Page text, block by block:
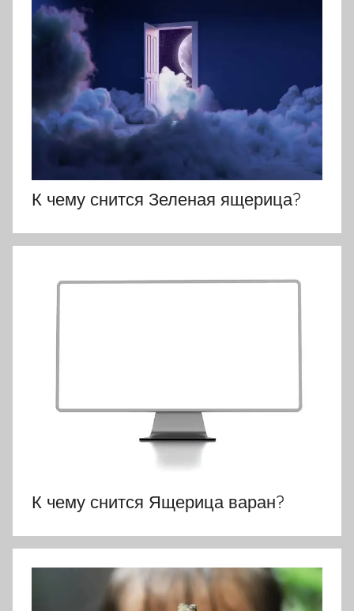
К чему снится Зеленая ящерица?
К чему снится Ящерица варан?